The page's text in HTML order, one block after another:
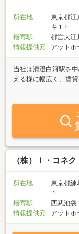
所在地
東京都江
キ１Ｆ
最寄駅
都営大江
情報提供元
アットホ
当社は清澄白河駅を
える様に幅広く、賃
年地元で営業し、高
な対応を心掛けてお
（株）Ｉ・コネ
所在地
東京都練
１
最寄駅
西武池袋
情報提供元
アットホ